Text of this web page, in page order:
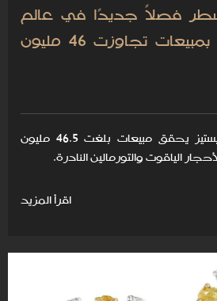
فصلاً جديدًا في عالم
الجواهر الفاخرة بمبيعات تجاوزت 46 مليون
مزاد الجواهر من كريستيز يحقق مبيعات بلغت 46.5 مليون
الياقوت والتورمالين النادرة.
اقرأ المزيد